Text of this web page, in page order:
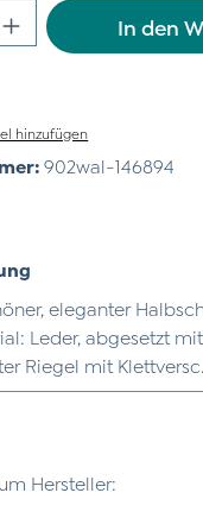
Gib den
In den
hinzufügen
902wal-146894
eleganter
Leder, abgesetzt
Riegel mit Klettversc…
Hersteller: